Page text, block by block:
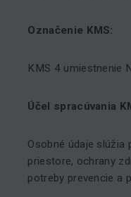
Označenie KMS:
KMS 4 umiestnenie
Účel spracúvania
Osobné údaje
priestore, ochrany
potreby prevencie a